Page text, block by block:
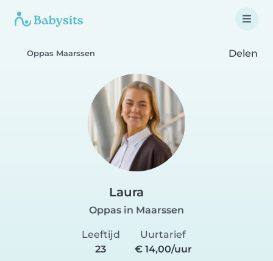
Oppas Maarssen Delen
Laura
Oppas in Maarssen
Leeftijd
23
Uurtarief
€ 14,00/uur